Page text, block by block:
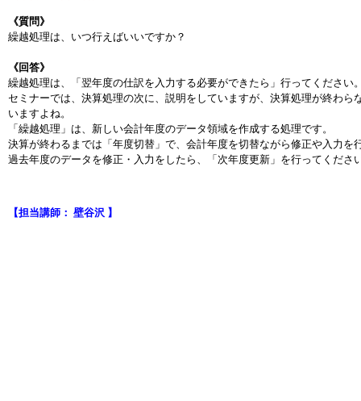
《質問》
繰越処理は、いつ行えばいいですか？
《回答》
繰越処理は、「翌年度の仕訳を入力する必要ができたら」行ってください
セミナーでは、決算処理の次に、説明をしていますが、決算処理が終わ
いますよね。
「繰越処理」は、新しい会計年度のデータ領域を作成する処理です。
決算が終わるまでは「年度切替」で、会計年度を切替ながら修正や入力を
過去年度のデータを修正・入力をしたら、「次年度更新」を行ってくださ
【担当講師： 壁谷沢 】